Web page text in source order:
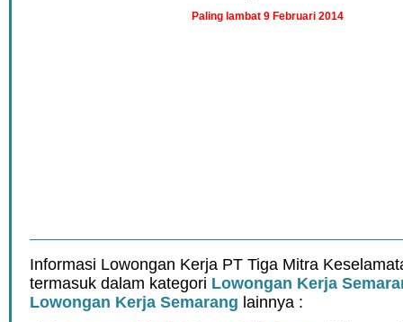
Paling lambat 9 Februari 2014
Informasi Lowongan Kerja PT Tiga Mitra
termasuk dalam kategori Lowongan Kerja
Lowongan Kerja Semarang lainnya :